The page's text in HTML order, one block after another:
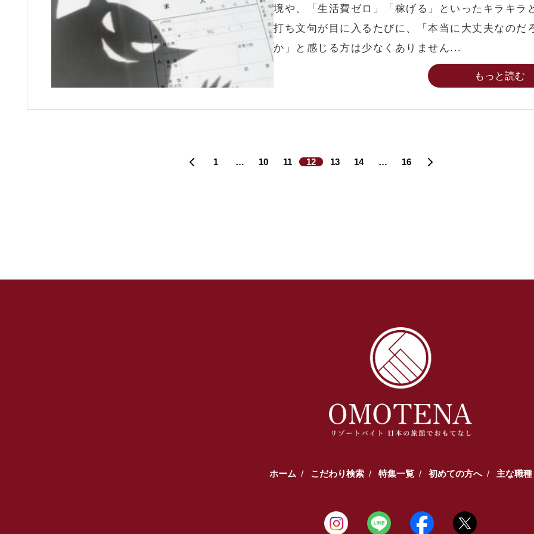
境や、「生活費ゼロ」「稼げる」といったキラキラ
打ち文句が目に入るたびに、「本当に大丈夫なのだ
か」と感じる方は少なくありません...
もっと読む
1 … 10 11 12 13 14 … 16
ホーム こだわり検索 特集一覧 初めての方へ 主な職種